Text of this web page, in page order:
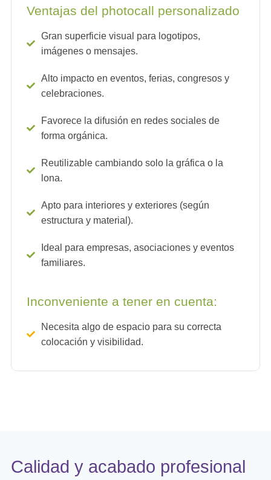
Ventajas del photocall personalizado
Gran superficie visual para logotipos,
imágenes o mensajes.
Alto impacto en eventos, ferias, congresos y
celebraciones.
Favorece la difusión en redes sociales de
forma orgánica.
Reutilizable cambiando solo la gráfica o la
lona.
Apto para interiores y exteriores (según
estructura y material).
Ideal para empresas, asociaciones y eventos
familiares.
Inconveniente a tener en cuenta:
Necesita algo de espacio para su correcta
colocación y visibilidad.
Calidad y acabado profesional